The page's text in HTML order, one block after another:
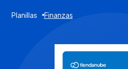
Planillas Finanzas